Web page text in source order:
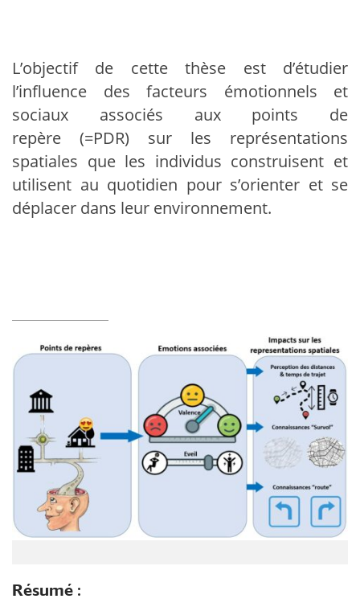
L’objectif de cette thèse est d’étudier
l’influence des facteurs émotionnels et
sociaux associés aux points de
repère (=PDR) sur les représentations
spatiales que les individus construisent et
utilisent au quotidien pour s’orienter et se
déplacer dans leur environnement.
Résumé :